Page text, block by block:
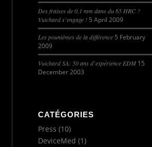
Des fraises de 0,1 mm dans du 65 HRC ?
Vuichard s’engage ! 5 April 2009
Les pounièmes de la différence 5 February
2009
Vuichard SA: 50 ans d’expérience EDM 15
December 2003
CATÉGORIES
Press (10)
DeviceMed (1)